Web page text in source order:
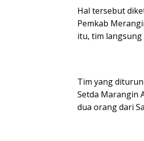
Hal tersebut
Pemkab
itu, tim langsung
Tim yang
Setda Marangin
dua orang dari